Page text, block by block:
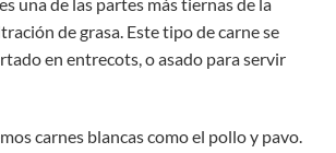
es una de las partes más tiernas de la
de grasa. Este tipo de carne se
en entrecots, o asado para servir
carnes blancas como el pollo y pavo.